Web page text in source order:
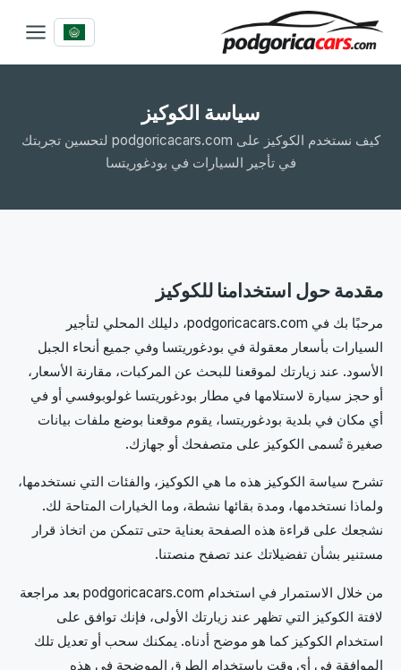
سياسة الكوكيز
كيف نستخدم الكوكيز على podgoricacars.com لتحسين تجربتك
في تأجير السيارات في بودغوريتسا
مقدمة حول استخدامنا للكوكيز
مرحبًا بك في podgoricacars.com، دليلك المحلي لتأجير
السيارات بأسعار معقولة في بودغوريتسا وفي جميع أنحاء الجبل
الأسود. عند زيارتك لموقعنا للبحث عن المركبات، مقارنة الأسعار،
أو حجز سيارة لاستلامها في مطار بودغوريتسا غولوبوفسي أو في
أي مكان في بلدية بودغوريتسا، يقوم موقعنا بوضع ملفات بيانات
صغيرة تُسمى الكوكيز على متصفحك أو جهازك.
تشرح سياسة الكوكيز هذه ما هي الكوكيز، والفئات التي نستخدمها،
ولماذا نستخدمها، ومدة بقائها نشطة، وما الخيارات المتاحة لك.
نشجعك على قراءة هذه الصفحة بعناية حتى تتمكن من اتخاذ قرار
مستنير بشأن تفضيلاتك عند تصفح منصتنا.
من خلال الاستمرار في استخدام podgoricacars.com بعد مراجعة
لافتة الكوكيز التي تظهر عند زيارتك الأولى، فإنك توافق على
استخدام الكوكيز كما هو موضح أدناه. يمكنك سحب أو تعديل تلك
الموافقة في أي وقت باستخدام الطرق الموضحة في هذه